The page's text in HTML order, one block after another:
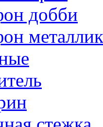
добби
металлик